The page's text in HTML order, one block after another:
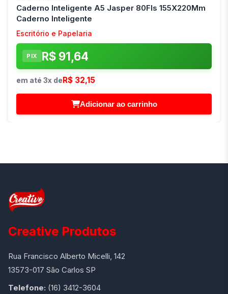
Caderno Inteligente A5 Jasper 80Fls 155X220Mm
Caderno Inteligente
Escritório e Papelaria
PIX R$ 91,64
em até 3x deR$ 32,15
Adicionar ao carrinho
Creative Produtos
Rua Francisco Alberto Micelli, 142
13573-017 São Carlos SP
Telefone: (16) 3412-3604